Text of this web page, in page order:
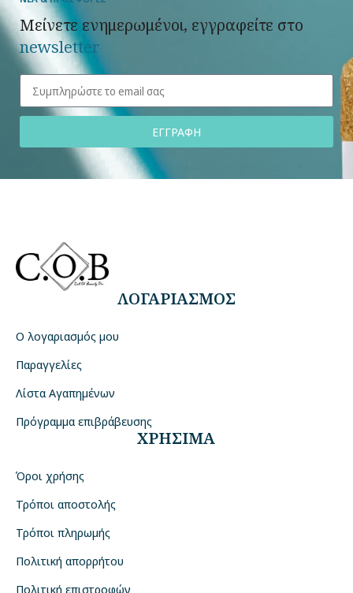
Μείνετε ενημερωμένοι, εγγραφείτε στο
newsletter
ΕΓΓΡΑΦΗ
ΛΟΓΑΡΙΑΣΜΟΣ
Ο λογαριασμός μου
Παραγγελίες
Λίστα Αγαπημένων
Πρόγραμμα επιβράβευσης
ΧΡΗΣΙΜΑ
Όροι χρήσης
Τρόποι αποστολής
Τρόποι πληρωμής
Πολιτική απορρήτου
Πολιτική επιστροφών